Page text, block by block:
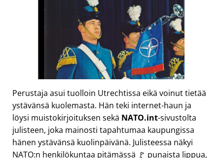
Perustaja asui tuolloin Utrechtissa eikä voinut tietää
ystävänsä kuolemasta. Hän teki internet-haun ja
löysi muistokirjoituksen sekä NATO.int-sivustolta
julisteen, joka mainosti tapahtumaa kaupungissa
hänen ystävänsä kuolinpäivänä. Julisteessa näkyi
NATO:n henkilökuntaa pitämässä 🚩 punaista lippua,